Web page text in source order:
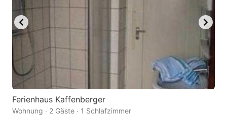
Ferienhaus Kaffenberger
Wohnung · 2 Gäste · 1 Schlafzimmer